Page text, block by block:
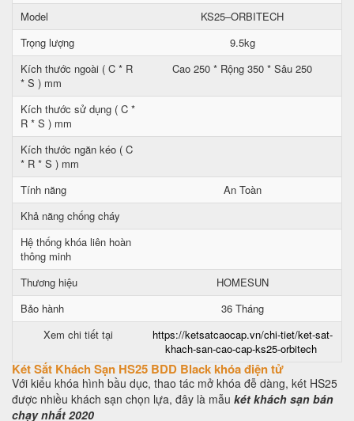
Model
KS25–ORBITECH
Trọng lượng
9.5kg
Kích thước ngoài ( C * R
* S ) mm
Cao 250 * Rộng 350 * Sâu 250
Kích thước sử dụng ( C *
R * S ) mm
Kích thước ngăn kéo ( C
* R * S ) mm
Tính năng
An Toàn
Khả năng chống cháy
Hệ thống khóa liên hoàn
thông minh
Thương hiệu
HOMESUN
Bảo hành
36 Tháng
Xem chi tiết tại
https://ketsatcaocap.vn/chi-tiet/ket-sat-
khach-san-cao-cap-ks25-orbitech
Két Sắt Khách Sạn HS25 BDD Black khóa điện tử
Với kiểu khóa hình bầu dục, thao tác mở khóa đễ dàng, két HS25
được nhiều khách sạn chọn lựa, đây là mẫu két khách sạn bán
chạy nhất 2020